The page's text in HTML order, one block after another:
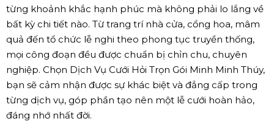
từng khoảnh khắc hạnh phúc mà không phải lo lắng về
bất kỳ chi tiết nào. Từ trang trí nhà cửa, cổng hoa, mâm
quả đến tổ chức lễ nghi theo phong tục truyền thống,
mọi công đoạn đều được chuẩn bị chỉn chu, chuyên
nghiệp. Chọn Dịch Vụ Cưới Hỏi Trọn Gói Minh Minh Thúy,
bạn sẽ cảm nhận được sự khác biệt và đẳng cấp trong
từng dịch vụ, góp phần tạo nên một lễ cưới hoàn hảo,
đáng nhớ nhất đời.